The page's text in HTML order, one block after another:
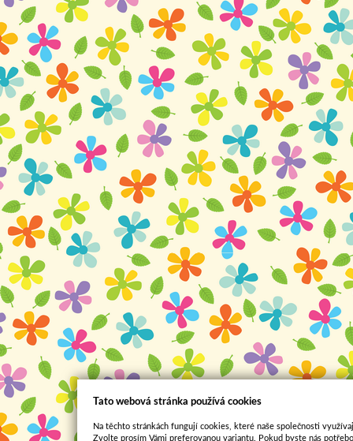
Tato webová stránka používá cookies
Na těchto stránkách fungují cookies, které naše společnosti
Zvolte prosím Vámi preferovanou variantu. Pokud byste nás